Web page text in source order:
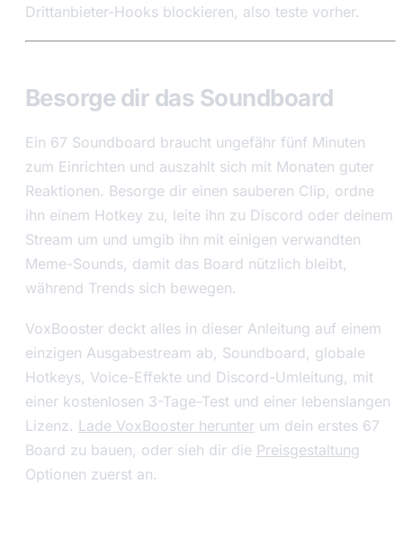
Drittanbieter-Hooks blockieren, also teste vorher.
Besorge dir das Soundboard
Ein 67 Soundboard braucht ungefähr fünf Minuten
zum Einrichten und auszahlt sich mit Monaten guter
Reaktionen. Besorge dir einen sauberen Clip, ordne
ihn einem Hotkey zu, leite ihn zu Discord oder deinem
Stream um und umgib ihn mit einigen verwandten
Meme-Sounds, damit das Board nützlich bleibt,
während Trends sich bewegen.
VoxBooster deckt alles in dieser Anleitung auf einem
einzigen Ausgabestream ab, Soundboard, globale
Hotkeys, Voice-Effekte und Discord-Umleitung, mit
einer kostenlosen 3-Tage-Test und einer lebenslangen
Lizenz. Lade VoxBooster herunter um dein erstes 67
Board zu bauen, oder sieh dir die Preisgestaltung
Optionen zuerst an.